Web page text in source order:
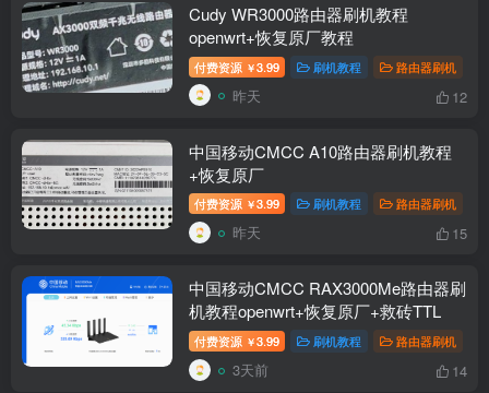
Cudy WR3000路由器刷机教程
openwrt+恢复原厂教程
付费资源 ￥3.99 刷机教程 路由器刷机
昨天 12
中国移动CMCC A10路由器刷机教程
+恢复原厂
付费资源 ￥3.99 刷机教程 路由器刷机
昨天 15
中国移动CMCC RAX3000Me路由器刷
机教程openwrt+恢复原厂+救砖TTL
付费资源 ￥3.99 刷机教程 路由器刷机
3天前 14